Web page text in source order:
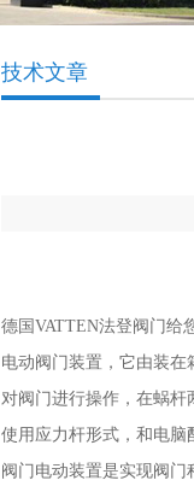
技术文章
德国VATTEN法登阀门给
电动阀门装置，它由装
对阀门进行操作，在蜗杆
使用应力杆形式，和电
阀门电动装置是实现阀